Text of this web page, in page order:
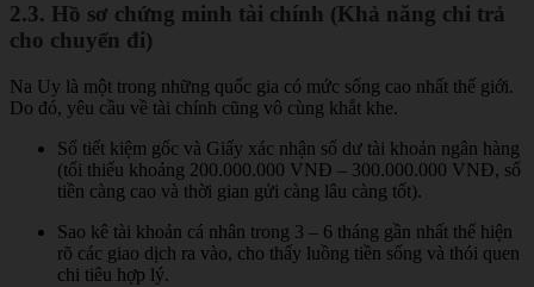
2.3. Hồ sơ chứng minh tài chính (Khả năng chi trả
cho chuyến đi)
Na Uy là một trong những quốc gia có mức sống cao nhất thế giới.
Do đó, yêu cầu về tài chính cũng vô cùng khắt khe.
Sổ tiết kiệm gốc và Giấy xác nhận số dư tài khoản ngân hàng
(tối thiểu khoảng 200.000.000 VNĐ – 300.000.000 VNĐ, số
tiền càng cao và thời gian gửi càng lâu càng tốt).
Sao kê tài khoản cá nhân trong 3 – 6 tháng gần nhất thể hiện
rõ các giao dịch ra vào, cho thấy luồng tiền sống và thói quen
chi tiêu hợp lý.